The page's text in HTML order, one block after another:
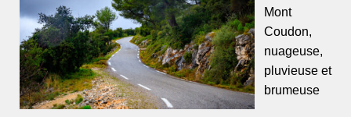
Mont
Coudon,
nuageuse,
pluvieuse et
brumeuse